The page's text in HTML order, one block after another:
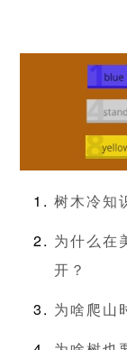
树木冷知
为什么在
开？
为啥爬山